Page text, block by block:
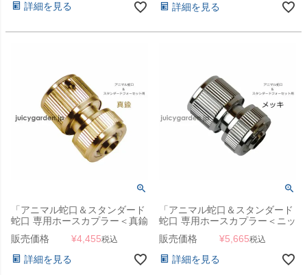
詳細を見る 詳細を見る
「アニマル蛇口＆スタンダード
蛇口 専用ホースカプラー＜真鍮
＞」
販売価格 ¥4,455税込
詳細を見る
「アニマル蛇口＆スタンダード
蛇口 専用ホースカプラー＜ニッ
ケルメッキ＞」
販売価格 ¥5,665税込
詳細を見る